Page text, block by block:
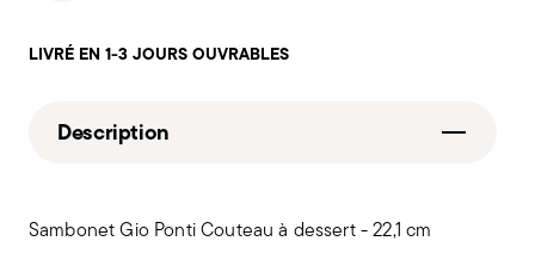
LIVRÉ EN 1-3 JOURS OUVRABLES
Description
Sambonet Gio Ponti Couteau à dessert - 22,1 cm